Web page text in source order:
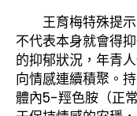
王育梅特殊提
不代表本身就會得
的抑郁狀況，年青
向情感連續積聚。
體內5-羥色胺（正